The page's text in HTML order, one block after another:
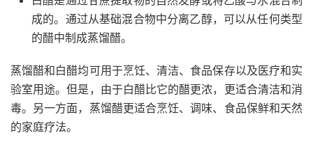
成的。通过从基础混合物中分离乙醇，可以从任何类型
的醋中制成蒸馏醋。
蒸馏醋和白醋均可用于烹饪、清洁、食品保存以及医疗和实
验室用途。但是，由于白醋比它的醋更浓，更适合清洁和消
毒。另一方面，蒸馏醋更适合烹饪、调味、食品保鲜和天然
的家庭疗法。